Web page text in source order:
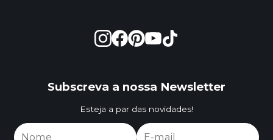
Subscreva a nossa Newsletter
Esteja a par das novidades!